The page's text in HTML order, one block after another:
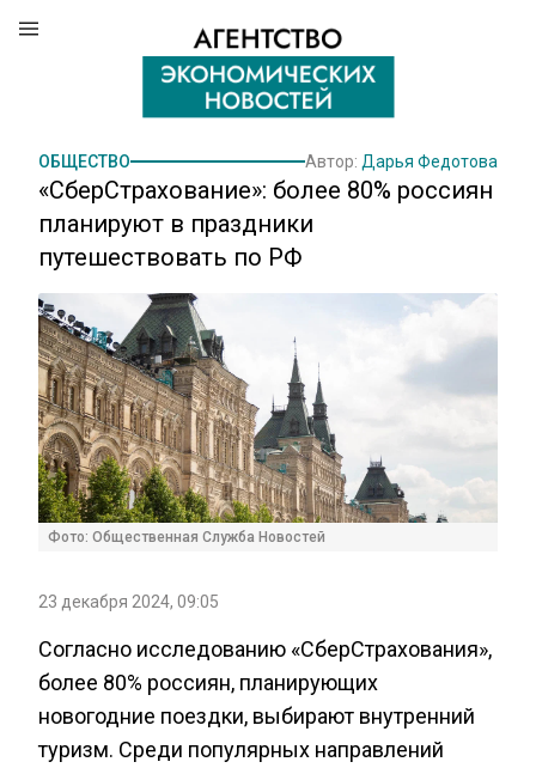
ОБЩЕСТВО Автор: Дарья Федотова
«СберСтрахование»: более 80% россиян
планируют в праздники
путешествовать по РФ
Фото: Общественная Служба Новостей
23 декабря 2024, 09:05
Согласно исследованию «СберСтрахования»,
более 80% россиян, планирующих
новогодние поездки, выбирают внутренний
туризм. Среди популярных направлений